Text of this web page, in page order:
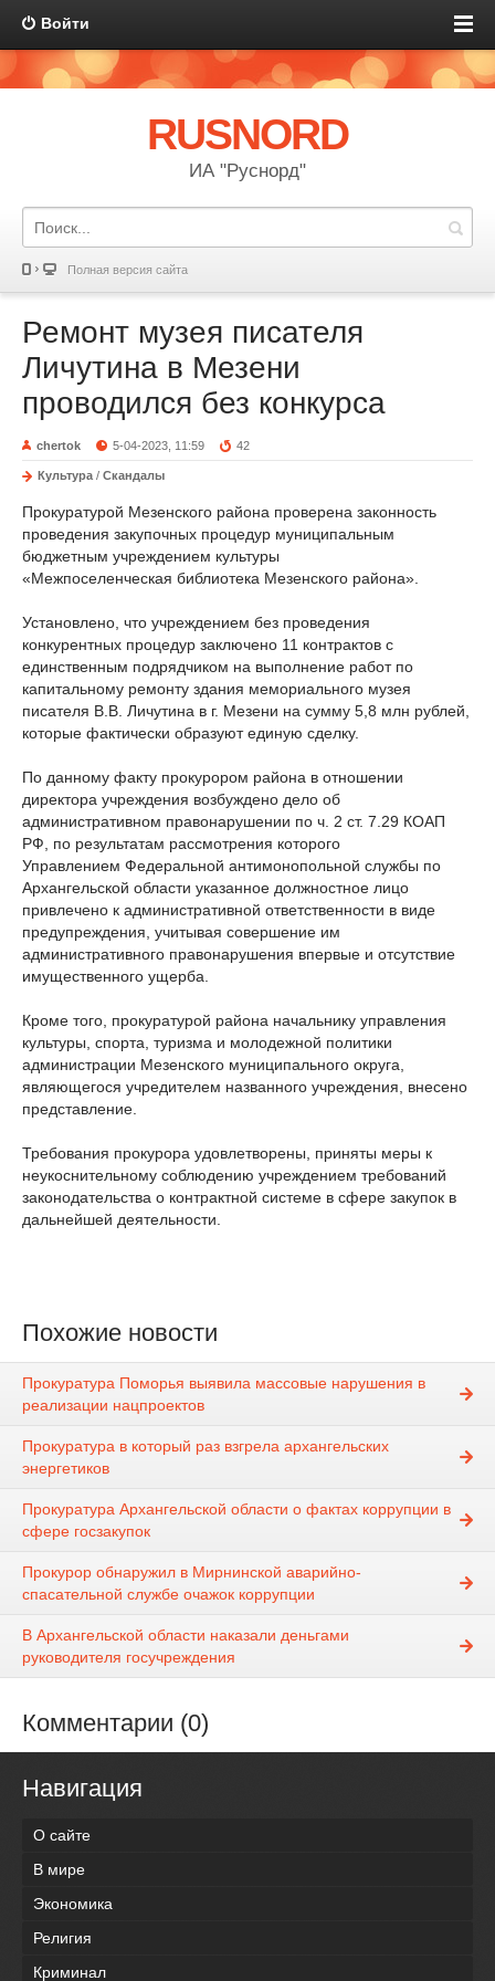
Войти
RUSNORD
ИА "Руснорд"
Полная версия сайта
Ремонт музея писателя
Личутина в Мезени
проводился без конкурса
chertok 5-04-2023, 11:59 42
Культура / Скандалы
Прокуратурой Мезенского района проверена законность
проведения закупочных процедур муниципальным
бюджетным учреждением культуры
«Межпоселенческая библиотека Мезенского района».
Установлено, что учреждением без проведения
конкурентных процедур заключено 11 контрактов с
единственным подрядчиком на выполнение работ по
капитальному ремонту здания мемориального музея
писателя В.В. Личутина в г. Мезени на сумму 5,8 млн рублей,
которые фактически образуют единую сделку.
По данному факту прокурором района в отношении
директора учреждения возбуждено дело об
административном правонарушении по ч. 2 ст. 7.29 КОАП
РФ, по результатам рассмотрения которого
Управлением Федеральной антимонопольной службы по
Архангельской области указанное должностное лицо
привлечено к административной ответственности в виде
предупреждения, учитывая совершение им
административного правонарушения впервые и отсутствие
имущественного ущерба.
Кроме того, прокуратурой района начальнику управления
культуры, спорта, туризма и молодежной политики
администрации Мезенского муниципального округа,
являющегося учредителем названного учреждения, внесено
представление.
Требования прокурора удовлетворены, приняты меры к
неукоснительному соблюдению учреждением требований
законодательства о контрактной системе в сфере закупок в
дальнейшей деятельности.
Похожие новости
Прокуратура Поморья выявила массовые нарушения в
реализации нацпроектов
Прокуратура в который раз взгрела архангельских
энергетиков
Прокуратура Архангельской области о фактах коррупции в
сфере госзакупок
Прокурор обнаружил в Мирнинской аварийно-
спасательной службе очажок коррупции
В Архангельской области наказали деньгами
руководителя госучреждения
Комментарии (0)
Навигация
О сайте
В мире
Экономика
Религия
Криминал